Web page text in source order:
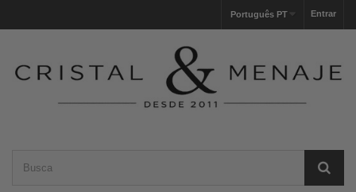
Entrar
Português PT